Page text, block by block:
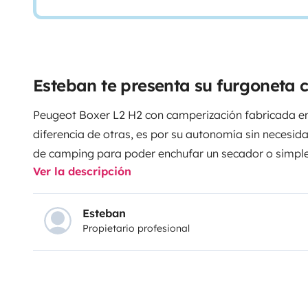
Esteban te presenta su furgoneta
Peugeot Boxer L2 H2 con camperización fabricada
diferencia de otras, es por su autonomía sin
de camping para poder enchufar un secador o
en vivienda. Vive la pura experiencia de la
de litio 300 para total libertad.Ideal para viajes en
cama supletoria.Si eres un aventurero solitario, esta
mascota con nosotros siempre sin ningún extra
Santiago de Compostela, Pontevedra y A Coruña
Ver la descripción
Esteban
Propietario profesional